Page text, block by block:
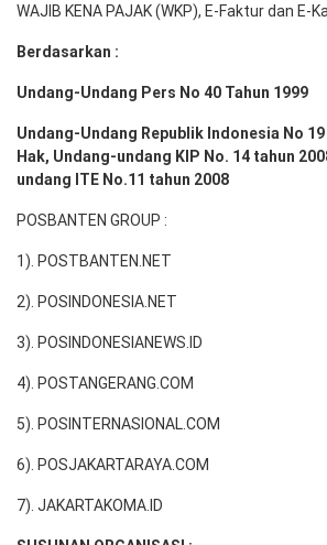
WAJIB KENA PAJAK (WKP), E-Faktur dan E-
Berdasarkan :
Undang-Undang Pers No 40 Tahun 1999
Undang-Undang Republik Indonesia No
Hak, Undang-undang KIP No. 14 tahun
undang ITE No.11 tahun 2008
POSBANTEN GROUP :
1). POSTBANTEN.NET
2). POSINDONESIA.NET
3). POSINDONESIANEWS.ID
4). POSTANGERANG.COM
5). POSINTERNASIONAL.COM
6). POSJAKARTARAYA.COM
7). JAKARTAKOMA.ID